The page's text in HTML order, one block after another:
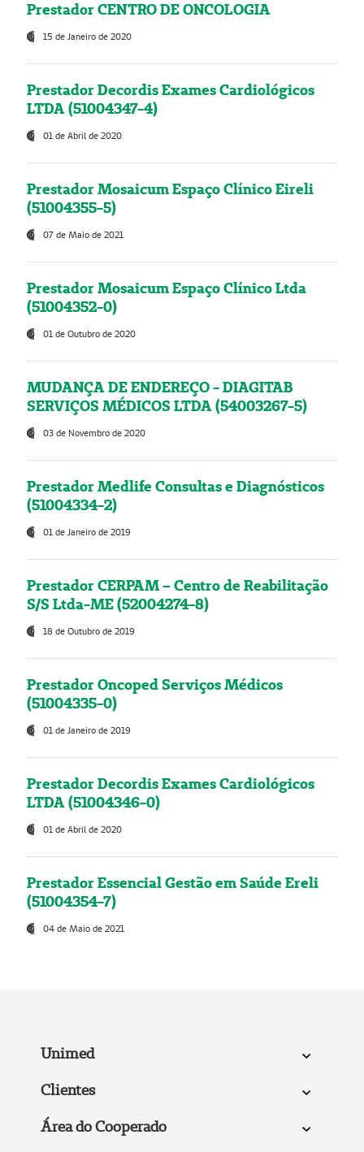
Prestador CENTRO DE ONCOLOGIA
15 de Janeiro de 2020
Prestador Decordis Exames Cardiológicos
LTDA (51004347-4)
01 de Abril de 2020
Prestador Mosaicum Espaço Clínico Eireli
(51004355-5)
07 de Maio de 2021
Prestador Mosaicum Espaço Clínico Ltda
(51004352-0)
01 de Outubro de 2020
MUDANÇA DE ENDEREÇO - DIAGITAB
SERVIÇOS MÉDICOS LTDA (54003267-5)
03 de Novembro de 2020
Prestador Medlife Consultas e Diagnósticos
(51004334-2)
01 de Janeiro de 2019
Prestador CERPAM – Centro de Reabilitação
S/S Ltda-ME (52004274-8)
18 de Outubro de 2019
Prestador Oncoped Serviços Médicos
(51004335-0)
01 de Janeiro de 2019
Prestador Decordis Exames Cardiológicos
LTDA (51004346-0)
01 de Abril de 2020
Prestador Essencial Gestão em Saúde Ereli
(51004354-7)
04 de Maio de 2021
Unimed
Clientes
Área do Cooperado